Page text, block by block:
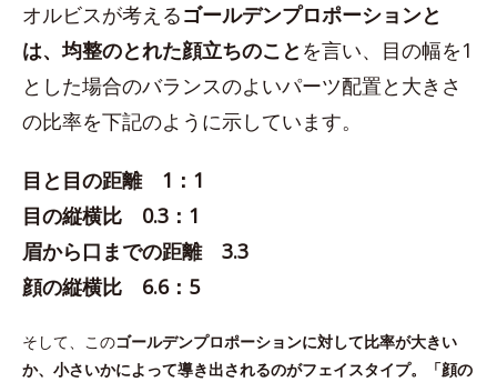
オルビスが考えるゴールデンプロポーションと
は、均整のとれた顔立ちのこと を言い、目の幅を1
とした場合のバランスのよいパーツ配置と大きさ
の比率を下記のように示しています。
目と目の距離 1：1
目の縦横比 0.3：1
眉から口までの距離 3.3
顔の縦横比 6.6：5
そして、このゴールデンプロポーションに対して比率が大きい
か、小さいかによって導き出されるのがフェイスタイプ。「顔の